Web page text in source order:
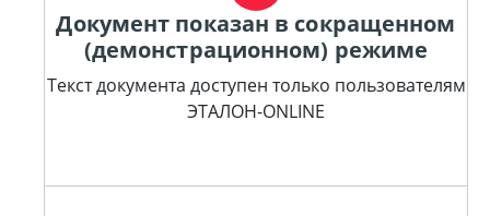
Документ показан в сокращенном
(демонстрационном) режиме
Текст документа доступен только пользователям
ЭТАЛОН-ONLINE